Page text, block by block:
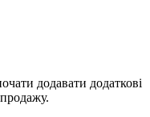
додавати додаткові